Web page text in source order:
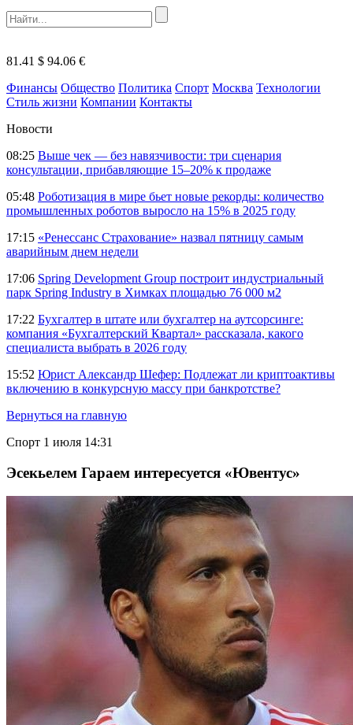
81.41 $ 94.06 €
Финансы Общество Политика Спорт Москва Технологии
Стиль жизни Компании Контакты
Новости
08:25 Выше чек — без навязчивости: три сценария
консультации, прибавляющие 15–20% к продаже
05:48 Роботизация в мире бьет новые рекорды: количество
промышленных роботов выросло на 15% в 2025 году
17:15 «Ренессанс Страхование» назвал пятницу самым
аварийным днем недели
17:06 Spring Development Group построит индустриальный
парк Spring Industry в Химках площадью 76 000 м2
17:22 Бухгалтер в штате или бухгалтер на аутсорсинге:
компания «Бухгалтерский Квартал» рассказала, какого
специалиста выбрать в 2026 году
15:52 Юрист Александр Шефер: Подлежат ли криптоактивы
включению в конкурсную массу при банкротстве?
Вернуться на главную
Спорт 1 июля 14:31
Эсекьелем Гараем интересуется «Ювентус»